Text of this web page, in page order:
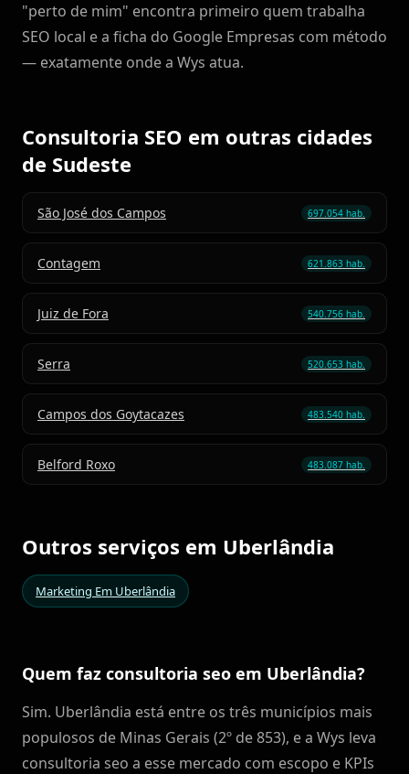
"perto de mim" encontra primeiro quem trabalha
SEO local e a ficha do Google Empresas com método
— exatamente onde a Wys atua.
Consultoria SEO em outras cidades
de Sudeste
São José dos Campos 697.054 hab.
Contagem 621.863 hab.
Juiz de Fora 540.756 hab.
Serra 520.653 hab.
Campos dos Goytacazes 483.540 hab.
Belford Roxo 483.087 hab.
Outros serviços em Uberlândia
Marketing Em Uberlândia
Quem faz consultoria seo em Uberlândia?
Sim. Uberlândia está entre os três municípios mais
populosos de Minas Gerais (2º de 853), e a Wys leva
consultoria seo a esse mercado com escopo e KPIs